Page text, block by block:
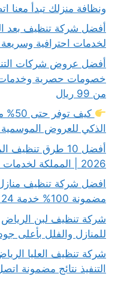
ونظافة منزلك تبدأ معنا
لخدمات احترافية وسريعة
خصومات حصرية وخدمات
من 99 ريال
كيف
الذكي للعروض الموسمية
أفضل 10 طرق
2026 | المملكة لخدمات التنظيف
افضل شركة تنظيف
مضمونة 100% خدمة 24 ساعة احجز الان
شركة تنظيف لبن
للمنازل والفلل بأعلى
التنفيذ نتائج مضمونة